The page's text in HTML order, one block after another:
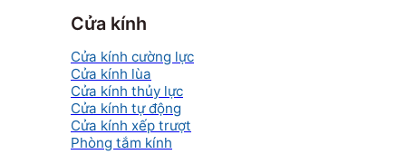
Cửa kính
Cửa kính cường lực
Cửa kính lùa
Cửa kính thủy lực
Cửa kính tự động
Cửa kính xếp trượt
Phòng tắm kính